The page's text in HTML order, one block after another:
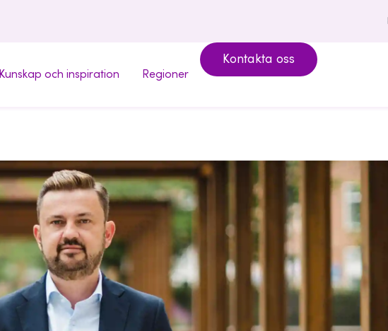
Kunskap och inspiration Regioner
Kontakta oss